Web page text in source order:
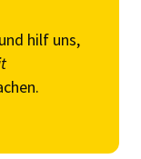
hilf uns,